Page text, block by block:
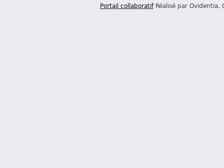
Portail collaboratifRéalisé par Ovidentia,